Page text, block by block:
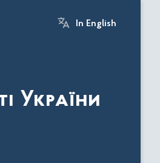
In English
України